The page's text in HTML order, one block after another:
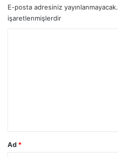
E-posta adresiniz yayınlanmayacak.
işaretlenmişlerdir
Ad *